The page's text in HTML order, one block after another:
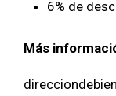
6% de
Más